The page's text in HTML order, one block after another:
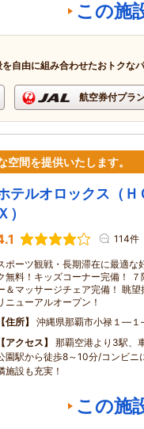
この施
自由に組み合わせたおトクな
航空券付プラ
間を提供いたします。
テルオロックス（Ｈ
Ｘ）
114件
ポーツ観戦・長期滞在に最適な
無料！キッズコーナー完備！
＆マッサージチェア完備！ 眺
ニューアルオープン！
住所
沖縄県那覇市小禄１―
アクセス
那覇空港より3駅、
園駅から徒歩8～10分/コンビニ
施設も充実！
この施